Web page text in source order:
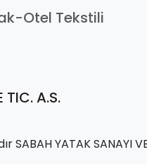
Otel Tekstili
TIC. A.S.
YATAK SANAYI